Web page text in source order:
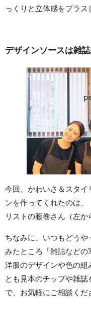
っくりと立体感をプラス
デザインソースは雑
今回、かわいさ＆スタイ
ンを作ってくれたのは、
リストの藤巻さん（左か
ちなみに、いつもどう
みたところ「雑誌などの
洋服のデザインや色の
とも見本のチップや雑
で、お気軽にご相談くだ